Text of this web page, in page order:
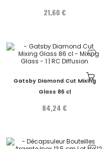
21,60 €
Gatsby Diamond Cut Mixing
Glass 86 cl
84,24 €